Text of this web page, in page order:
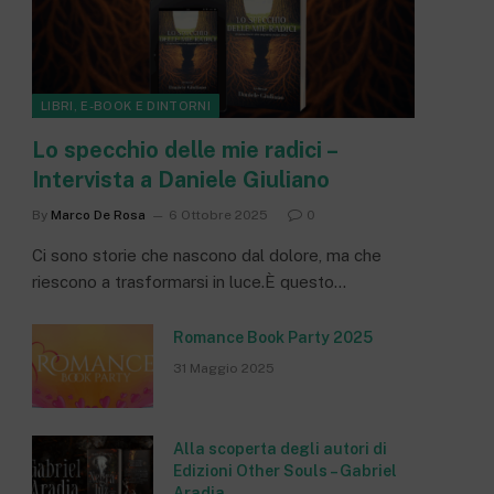
LIBRI, E-BOOK E DINTORNI
Lo specchio delle mie radici –
Intervista a Daniele Giuliano
By Marco De Rosa 6 Ottobre 2025 0
Ci sono storie che nascono dal dolore, ma che
riescono a trasformarsi in luce.È questo…
Romance Book Party 2025
31 Maggio 2025
Alla scoperta degli autori di
Edizioni Other Souls – Gabriel